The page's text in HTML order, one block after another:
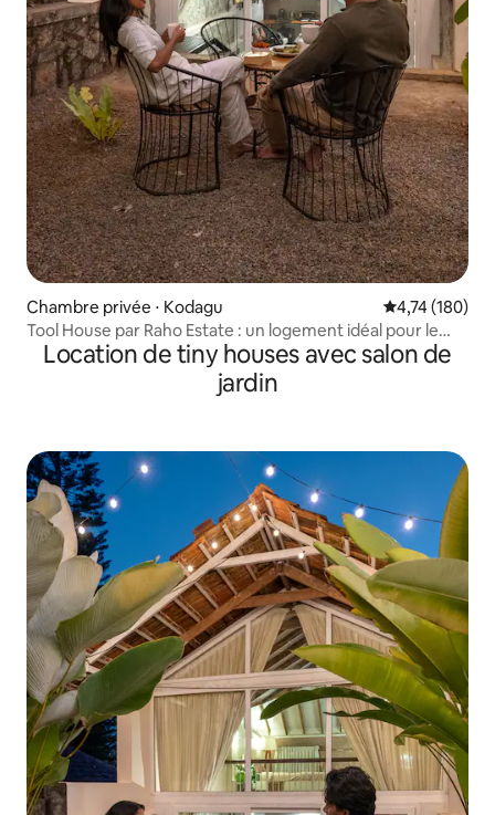
Chambre privée ⋅ Kodagu Évaluation
4,74 (180)
Tool House par Raho Estate : un logement idéal pour le
télétravail
Location de tiny houses avec salon de
jardin